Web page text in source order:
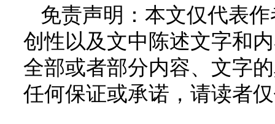
免责声明：本文仅代表
创性以及文中陈述文字和
全部或者部分内容、文字
任何保证或承诺，请读者